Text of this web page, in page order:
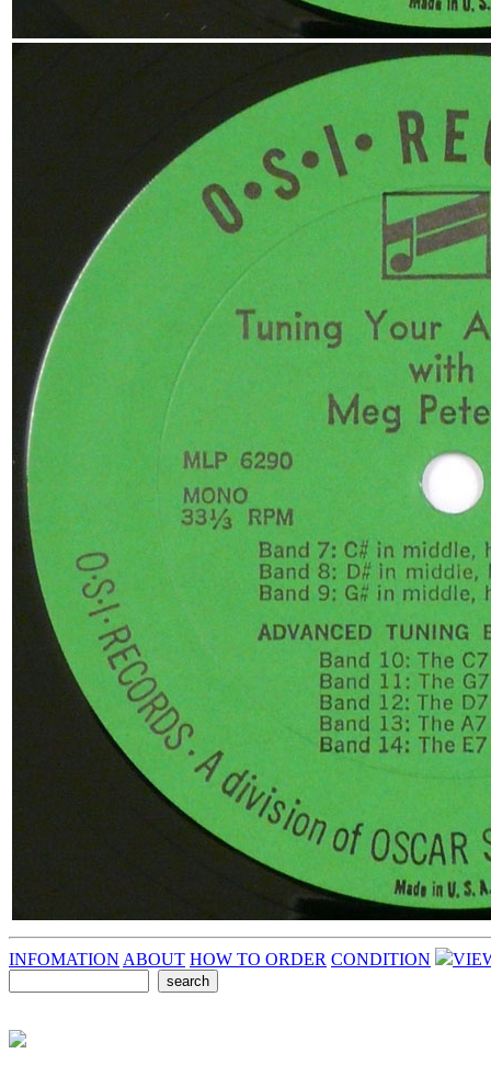
INFOMATION ABOUT HOW TO ORDER CONDITION